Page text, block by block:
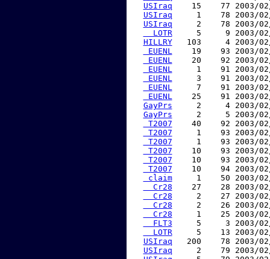
USIraq
15    77 2003/
USIraq
1    78 2003/
USIraq
2    78 2003/
  LOTR
5     9 2003/
HILLRY
103     4 2003/
EUENL
19    93 2003/
EUENL
20    92 2003/
EUENL
1    91 2003/
EUENL
3    91 2003/
EUENL
7    91 2003/
EUENL
25    91 2003/
GayPrs
2     4 2003/
GayPrs
2     5 2003/
T2007
40    92 2003/
T2007
1    93 2003/
T2007
1    93 2003/
T2007
10    93 2003/
T2007
10    93 2003/
T2007
10    94 2003/
claim
1    50 2003/
  Cr28
27    28 2003/
  Cr28
2    27 2003/
  Cr28
2    26 2003/
  Cr28
1    25 2003/
  FLT3
5     3 2003/
  LOTR
5    13 2003/
USIraq
200    78 2003/
USIraq
2    79 2003/